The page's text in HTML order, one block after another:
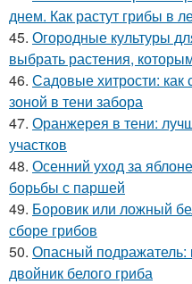
днем. Как растут грибы в
45. Огородные культуры
выбрать растения,
46. Садовые хитрости: как
зоной в тени забора
47. Оранжерея в тени:
участков
48. Осенний уход за
борьбы с паршей
49. Боровик или ложный
сборе грибов
50. Опасный подражатель:
двойник белого гриба